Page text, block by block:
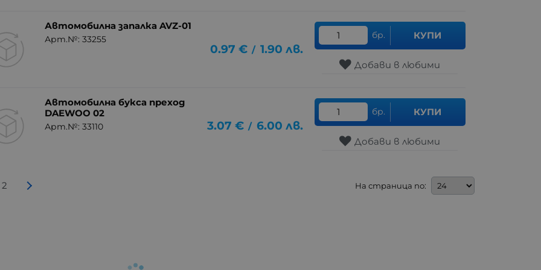
Автомобилна запалка AVZ-01
Арт.№: 33255
0.97 € / 1.90 лв.
бр. КУПИ
Добави в любими
Автомобилна букса преход
DAEWOO 02
Арт.№: 33110 3.07 € / 6.00 лв.
бр. КУПИ
Добави в любими
2 На страница по: